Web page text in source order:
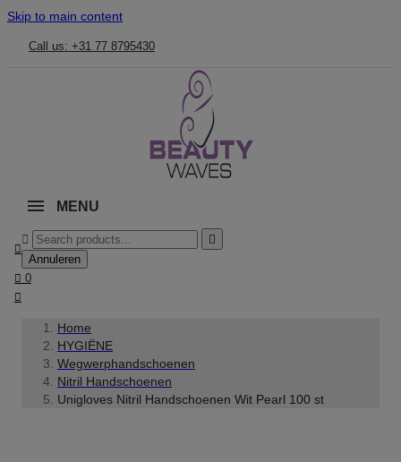
Skip to main content
Call us: +31 77 8795430
MENU



Annuleren
 0

Home
HYGIËNE
Wegwerphandschoenen
Nitril Handschoenen
Unigloves Nitril Handschoenen Wit Pearl 100 st